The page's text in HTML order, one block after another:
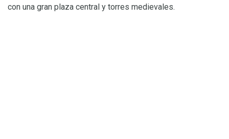
con una gran plaza central y torres medievales.